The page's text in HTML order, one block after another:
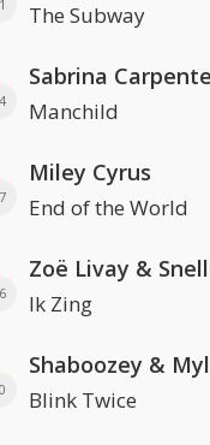
The Subway
Sabrina
Manchild
Miley Cyrus
End of the World
Zoë Livay &
Ik Zing
Shaboozey &
Blink Twice